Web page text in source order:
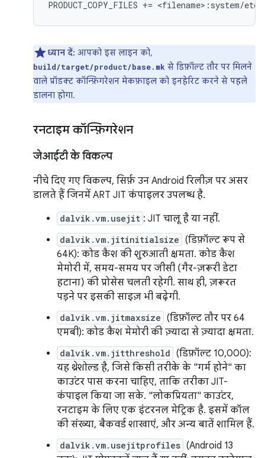
ध्यान दें: आपको इस लाइन को,
build/target/product/base.mk से डिफ़ॉल्ट तौर पर मिलने
वाले प्रॉडक्ट कॉन्फ़िगरेशन मेकफ़ाइल को इनहेरिट करने से पहले
डालना होगा.
रनटाइम कॉन्फ़िगरेशन
जेआईटी के विकल्प
नीचे दिए गए विकल्प, सिर्फ़ उन Android रिलीज़ पर असर
डालते हैं जिनमें ART JIT कंपाइलर उपलब्ध है.
dalvik.vm.usejit : JIT चालू है या नहीं.
dalvik.vm.jitinitialsize (डिफ़ॉल्ट रूप से
64K): कोड कैश की शुरुआती क्षमता. कोड कैश
मेमोरी में, समय-समय पर जीसी (गैर-ज़रूरी डेटा
हटाना) की प्रोसेस चलती रहेगी. साथ ही, ज़रूरत
पड़ने पर इसकी साइज़ भी बढ़ेगी.
dalvik.vm.jitmaxsize (डिफ़ॉल्ट तौर पर 64
एमबी): कोड कैश मेमोरी की ज़्यादा से ज़्यादा क्षमता.
dalvik.vm.jitthreshold (डिफ़ॉल्ट 10,000):
यह थ्रेशोल्ड है, जिसे किसी तरीके के "गर्म होने" का
काउंटर पास करना चाहिए, ताकि तरीका JIT-
कंपाइल किया जा सके. "लोकप्रियता" काउंटर,
रनटाइम के लिए एक इंटरनल मेट्रिक है. इसमें कॉल
की संख्या, बैकवर्ड शाखाएं, और अन्य बातें शामिल हैं.
dalvik.vm.usejitprofiles (Android 13